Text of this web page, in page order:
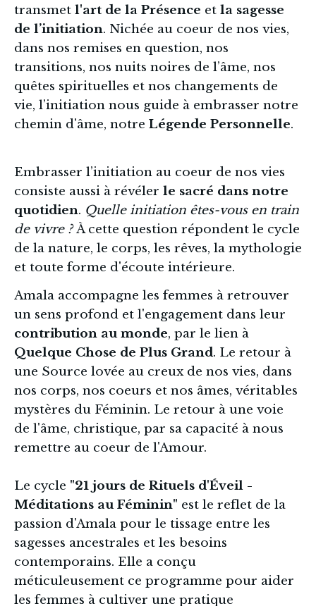
transmet l'art de la Présence et la sagesse
de l’initiation. Nichée au coeur de nos vies,
dans nos remises en question, nos
transitions, nos nuits noires de l’âme, nos
quêtes spirituelles et nos changements de
vie, l’initiation nous guide à embrasser notre
chemin d'âme, notre Légende Personnelle.
Embrasser l’initiation au coeur de nos vies
consiste aussi à révéler le sacré dans notre
quotidien. Quelle initiation êtes-vous en train
de vivre ? À cette question répondent le cycle
de la nature, le corps, les rêves, la mythologie
et toute forme d'écoute intérieure.
Amala accompagne les femmes à retrouver
contribution au monde
Quelque Chose de Plus Grand. Le retour à
une Source lovée au creux de nos vies, dans
nos corps, nos coeurs et nos âmes, véritables
mystères du Féminin. Le retour à une voie
de l'âme, christique, par sa capacité à nous
remettre au coeur de l'Amour.
Le cycle "21 jours de Rituels d'Éveil -
Méditations au Féminin" est le reflet de la
passion d'Amala pour le tissage entre les
sagesses ancestrales et les besoins
contemporains. Elle a conçu
méticuleusement ce programme pour aider
les femmes à cultiver une pratique